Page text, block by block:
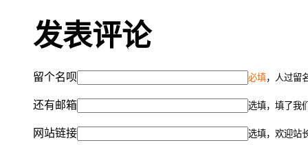
发表评论
留个名呗 必填，人过留
还有邮箱 选填，填了我
网站链接 选填，欢迎站